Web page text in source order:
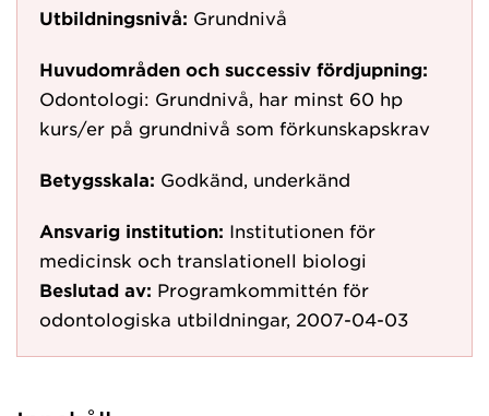
Utbildningsnivå: Grundnivå
Huvudområden och successiv fördjupning:
Odontologi: Grundnivå, har minst 60 hp
kurs/er på grundnivå som förkunskapskrav
Betygsskala: Godkänd, underkänd
Ansvarig institution: Institutionen för
medicinsk och translationell biologi
Beslutad av: Programkommittén för
odontologiska utbildningar, 2007-04-03